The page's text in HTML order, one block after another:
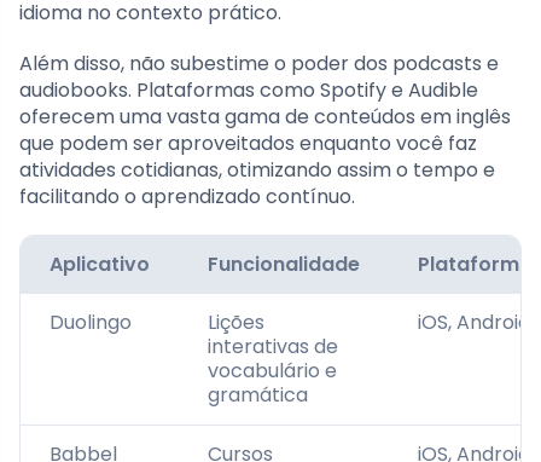
idioma no contexto prático.
Além disso, não subestime o poder dos podcasts e
audiobooks. Plataformas como Spotify e Audible
oferecem uma vasta gama de conteúdos em inglês
que podem ser aproveitados enquanto você faz
atividades cotidianas, otimizando assim o tempo e
facilitando o aprendizado contínuo.
Aplicativo Funcionalidade Plataforma
Duolingo
Lições
interativas de
vocabulário e
gramática
iOS, Android
Babbel
Cursos
iOS, Android